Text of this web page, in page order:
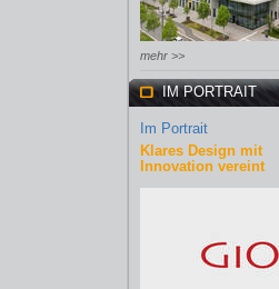
mehr >>
IM PORTRAIT
Im Portrait
Klares Design mit
Innovation vereint